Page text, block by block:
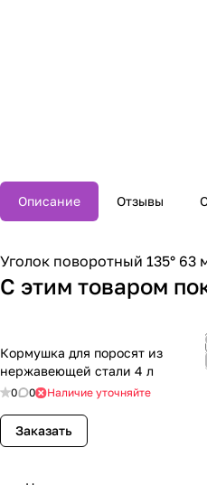
Описание Отзывы
Уголок поворотный 135° 63
С этим товаром
Кормушка для поросят из
нержавеющей стали 4 л
0 0 Наличие уточняйте
Заказать